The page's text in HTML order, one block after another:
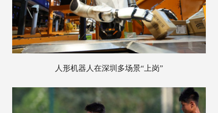
人形机器人在深圳多场景“上岗”